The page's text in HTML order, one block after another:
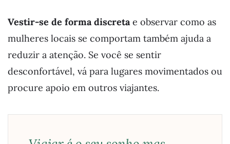
Vestir-se de forma discretae observar como as
mulheres locais se comportam também ajuda a
reduzir a atenção. Se você se sentir
desconfortável, vá para lugares movimentados ou
procure apoio em outros viajantes.